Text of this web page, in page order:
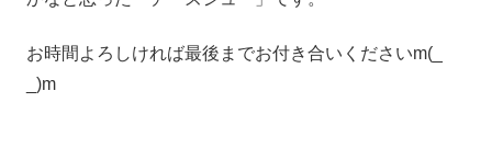
お時間よろしければ最後までお付き合いくださいm(_
_)m